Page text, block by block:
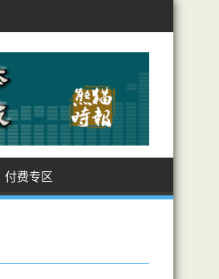
付费专区